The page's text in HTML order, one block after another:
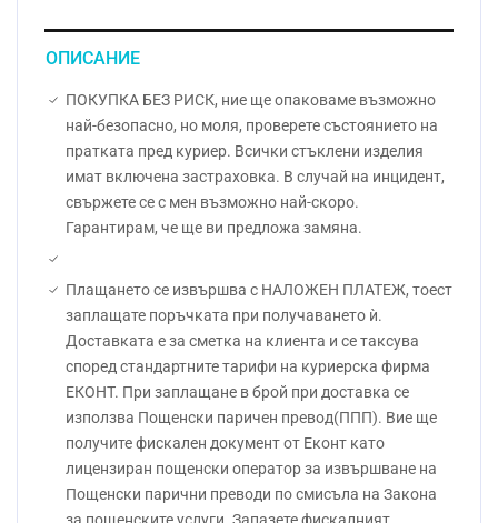
ОПИСАНИЕ
ПОКУПКА БЕЗ РИСК, ние ще опаковаме възможно
най-безопасно, но моля, проверете състоянието на
пратката пред куриер. Всички стъклени изделия
имат включена застраховка. В случай на инцидент,
свържете се с мен възможно най-скоро.
Гарантирам, че ще ви предложа замяна.
Плащането се извършва с НАЛОЖЕН ПЛАТЕЖ, тоест
заплащате поръчката при получаването ѝ.
Доставката е за сметка на клиента и се таксува
според стандартните тарифи на куриерска фирма
ЕКОНТ. При заплащане в брой при доставка се
използва Пощенски паричен превод(ППП). Вие ще
получите фискален документ от Еконт като
лицензиран пощенски оператор за извършване на
Пощенски парични преводи по смисъла на Закона